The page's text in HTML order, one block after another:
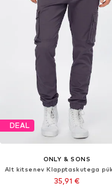
DEAL
ONLY & SONS
35,91 €